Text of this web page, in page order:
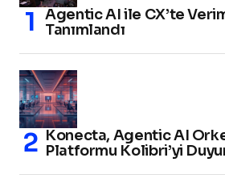
Agentic AI ile CX’te
Tanımlandı
Konecta, Agentic AI
Platformu Kolibri’yi